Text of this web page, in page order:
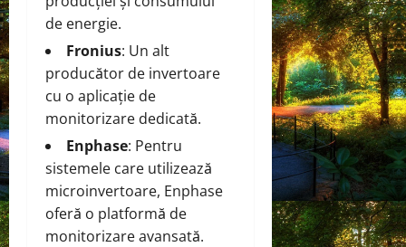
de energie.
Fronius: Un alt
producător de invertoare
cu o aplicație de
monitorizare dedicată.
Enphase: Pentru
sistemele care utilizează
microinvertoare, Enphase
oferă o platformă de
monitorizare avansată.